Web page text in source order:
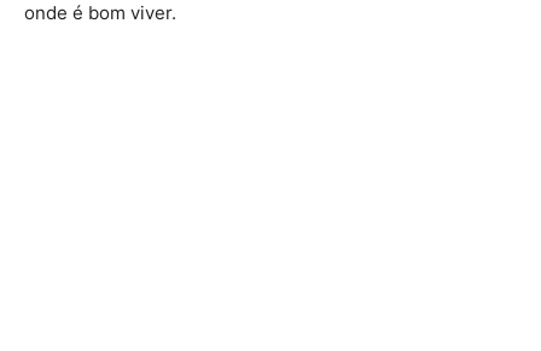
onde é bom viver.